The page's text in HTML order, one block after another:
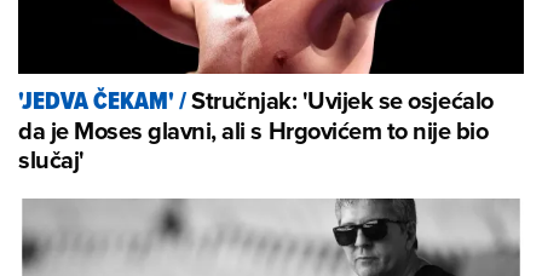
'JEDVA ČEKAM'/Stručnjak: 'Uvijek se osjećalo
da je Moses glavni, ali s Hrgovićem to nije bio
slučaj'